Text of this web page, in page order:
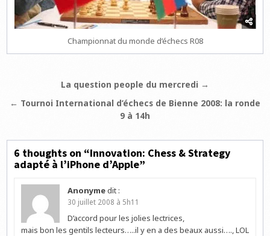
Championnat du monde d’échecs R08
Navigation
de
La question people du mercredi →
← Tournoi International d’échecs de Bienne 2008: la ronde
9 à 14h
6 thoughts on “Innovation: Chess & Strategy
adapté à l’iPhone d’Apple”
Anonymedit :
30 juillet 2008 à 5h11
D’accord pour les jolies lectrices,
mais bon les gentils lecteurs…..il y en a des beaux aussi…., LOL